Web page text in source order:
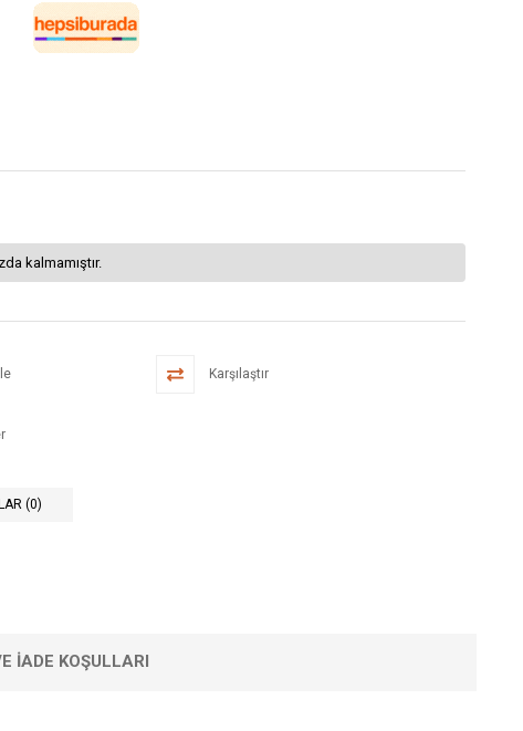
kalmamıştır.
Karşılaştır
(0)
IADE KOŞULLARI